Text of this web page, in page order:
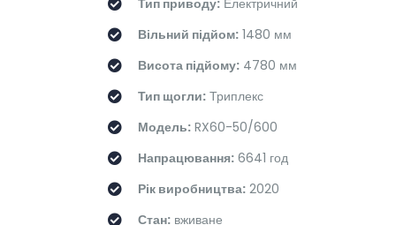
Тип приводу: Електричний
Вільний підйом: 1480 мм
Висота підйому: 4780 мм
Тип щогли: Триплекс
Модель: RX60-50/600
Напрацювання: 6641 год
Рік виробництва: 2020
Стан: вживане